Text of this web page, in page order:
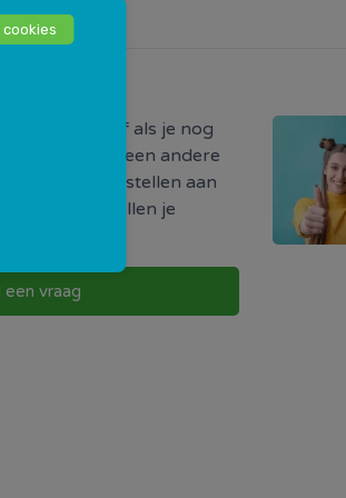
hebt of als je nog
iets, of als je een andere
vraag direct stellen aan
buurt. Zij zullen je
een vraag